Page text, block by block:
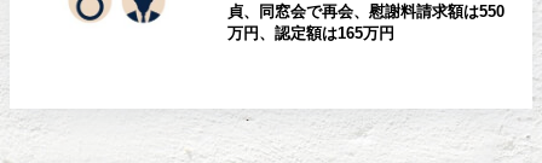
貞、同窓会で再会、慰謝料請求額は550
万円、認定額は165万円